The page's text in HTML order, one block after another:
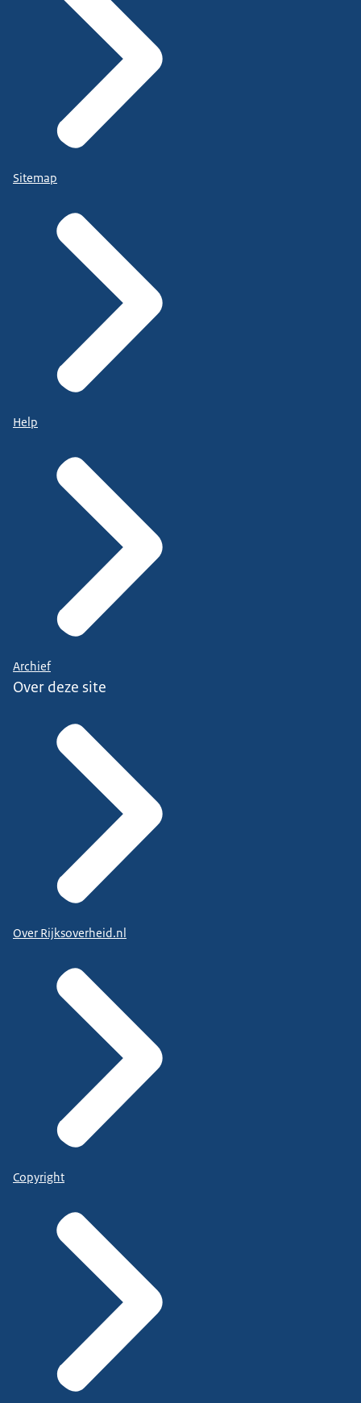
Sitemap
Help
Archief
Over deze site
Over Rijksoverheid.nl
Copyright